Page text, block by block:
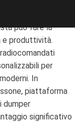
dell'agricoltura,
può fare la
e produttività.
per
In
piattaforma
dumper
significativo